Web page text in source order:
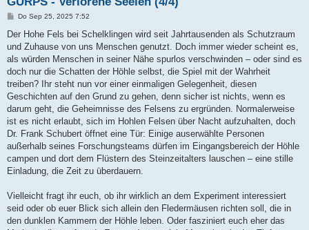
B
i
r
a
Do Sep 25, 2025 7:52
Der Hohe Fels bei Schelklingen wird seit Jahrtausenden als Schutzraum
und Zuhause von uns Menschen genutzt. Doch immer wieder scheint es,
als würden Menschen in seiner Nähe spurlos verschwinden – oder sind es
doch nur die Schatten der Höhle selbst, die Spiel mit der Wahrheit
treiben? Ihr steht nun vor einer einmaligen Gelegenheit, diesen
Geschichten auf den Grund zu gehen, denn sicher ist nichts, wenn es
darum geht, die Geheimnisse des Felsens zu ergründen. Normalerweise
ist es nicht erlaubt, sich im Hohlen Felsen über Nacht aufzuhalten, doch
Dr. Frank Schubert öffnet eine Tür: Einige auserwählte Personen
außerhalb seines Forschungsteams dürfen im Eingangsbereich der Höhle
campen und dort dem Flüstern des Steinzeitalters lauschen – eine stille
Einladung, die Zeit zu überdauern.
Vielleicht fragt ihr euch, ob ihr wirklich an dem Experiment interessiert
seid oder ob euer Blick sich allein den Fledermäusen richten soll, die in
den dunklen Kammern der Höhle leben. Oder fasziniert euch eher das